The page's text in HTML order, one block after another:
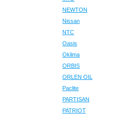
NEWTON
Nissan
NTC
Oasis
Oklima
ORBIS
ORLEN OIL
Paclite
PARTISAN
PATRIOT